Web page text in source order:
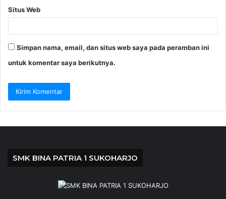
Situs Web
Simpan nama, email, dan situs web saya pada peramban ini
untuk komentar saya berikutnya.
SMK BINA PATRIA 1 SUKOHARJO